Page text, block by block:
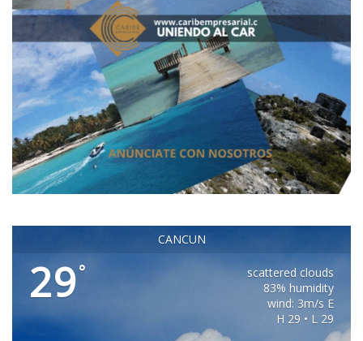
CANCUN
29°
scattered clouds
83% humidity
wind: 3m/s E
H 29 • L 29